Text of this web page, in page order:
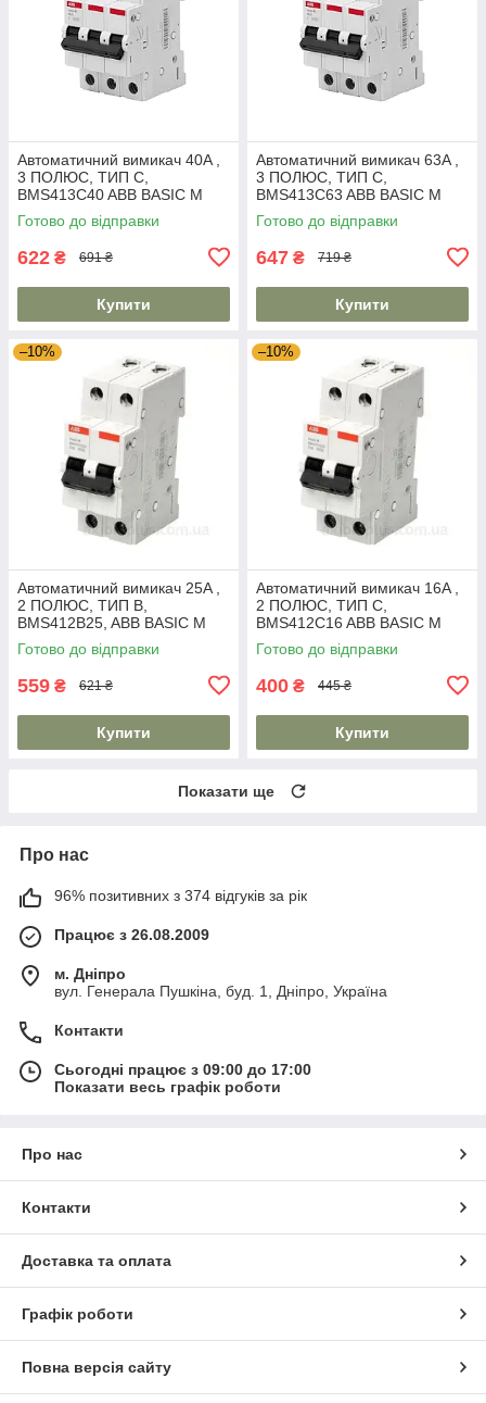
Автоматичний вимикач 40A ,
3 ПОЛЮС, ТИП C,
BMS413C40 ABB BASIC M
Готово до відправки
622 ₴ 691 ₴
Купити
Автоматичний вимикач 63A ,
3 ПОЛЮС, ТИП C,
BMS413C63 ABB BASIC M
Готово до відправки
647 ₴ 719 ₴
Купити
–10%
Автоматичний вимикач 25A ,
2 ПОЛЮС, ТИП B,
BMS412B25, ABB BASIC M
Готово до відправки
559 ₴ 621 ₴
Купити
–10%
Автоматичний вимикач 16A ,
2 ПОЛЮС, ТИП C,
BMS412C16 ABB BASIC M
Готово до відправки
400 ₴ 445 ₴
Купити
Показати ще
Про нас
96% позитивних з 374 відгуків за рік
Працює з 26.08.2009
м. Дніпро
вул. Генерала Пушкіна, буд. 1, Дніпро, Україна
Контакти
Сьогодні працює з 09:00 до 17:00
Показати весь графік роботи
Про нас
Контакти
Доставка та оплата
Графік роботи
Повна версія сайту